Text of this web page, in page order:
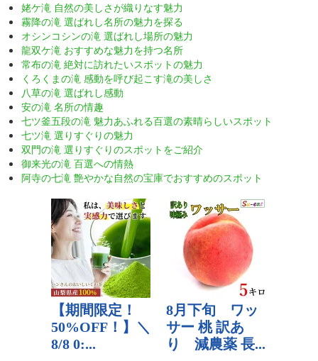
姥ケ滝 自然の美しさが織りなす魅力
霧降の滝 選ばれし名所の魅力を探る
オシンコシンの滝 選ばれし場所の魅力
龍双ケ滝 おすすめな魅力を持つ名所
常布の滝 絶対に訪れたいスポットの魅力
くろくまの滝 感動を呼び起こす滝の美しさ
八草の滝 選ばれし感動
安の滝 名所の情趣
七ツ釜五段の滝 魅力あふれる百選の素晴らしいスポット
七ツ滝 選りすぐりの魅力
双門の滝 選りすぐりのスポットをご紹介
御来光の滝 百選への情熱
阿寺の七滝 艶やかな自然の宝庫でおすすめのスポット